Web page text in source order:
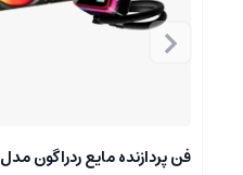
فن پردازنده مایع ردراگون مدل CCW-3015 RGB